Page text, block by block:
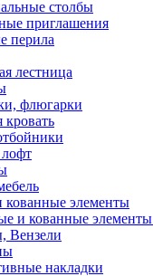
столбы
приглашения
перила
лестница
флюгарки
кровать
кованные элементы
и кованные элементы
Вензели
накладки